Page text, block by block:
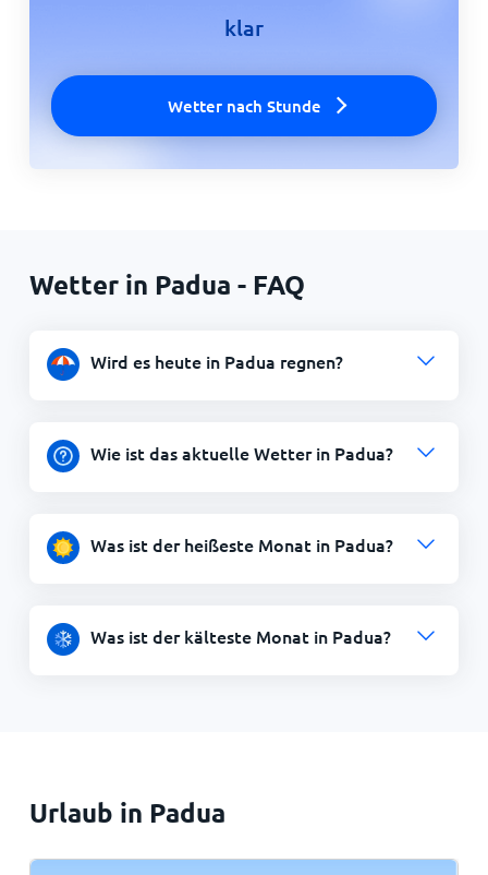
klar
Wetter nach Stunde
Wetter in Padua - FAQ
Wird es heute in Padua regnen?
Wie ist das aktuelle Wetter in Padua?
Was ist der heißeste Monat in Padua?
Was ist der kälteste Monat in Padua?
Urlaub in Padua